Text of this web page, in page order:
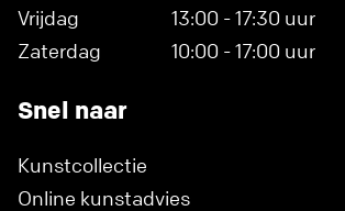
Vrijdag
13:00 - 17:30 uur
Zaterdag
10:00 - 17:00 uur
Snel naar
Kunstcollectie
Online kunstadvies